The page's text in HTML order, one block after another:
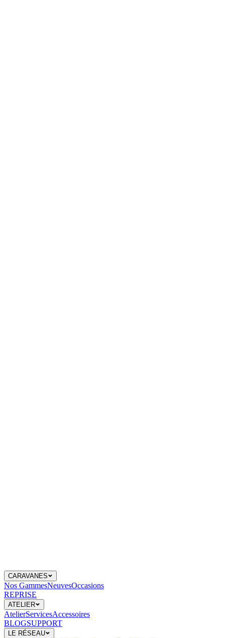
CARAVANES
Nos GammesNeuvesOccasions
REPRISE
ATELIER
AtelierServicesAccessoires
BLOGSUPPORT
LE RÉSEAU